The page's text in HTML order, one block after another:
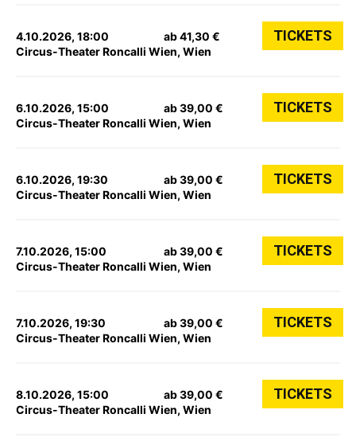
4.10.2026, 18:00
Circus-Theater Roncalli Wien, Wien
ab 41,30 € TICKETS
6.10.2026, 15:00
Circus-Theater Roncalli Wien, Wien
ab 39,00 € TICKETS
6.10.2026, 19:30
Circus-Theater Roncalli Wien, Wien
ab 39,00 € TICKETS
7.10.2026, 15:00
Circus-Theater Roncalli Wien, Wien
ab 39,00 € TICKETS
7.10.2026, 19:30
Circus-Theater Roncalli Wien, Wien
ab 39,00 € TICKETS
8.10.2026, 15:00
Circus-Theater Roncalli Wien, Wien
ab 39,00 € TICKETS